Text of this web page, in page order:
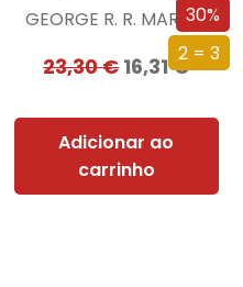
30%
2 = 3
GEORGE R. R. MARTIN
23,30€16,31€
Adicionar ao
carrinho